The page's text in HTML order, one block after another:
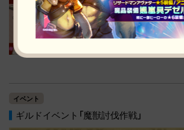
イベント
ギルドイベント「魔獣討伐作戦」